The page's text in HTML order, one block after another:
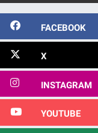
FACEBOOK
X
INSTAGRAM
YOUTUBE